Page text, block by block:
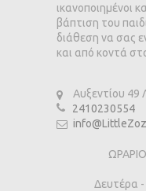
ικανοποιημένοι
βάπτιση του
διάθεση να σας
και από κοντά
Αυξεντίου 49
2410230554
ΩΡΑΡΙΟ
Δευτέρα -